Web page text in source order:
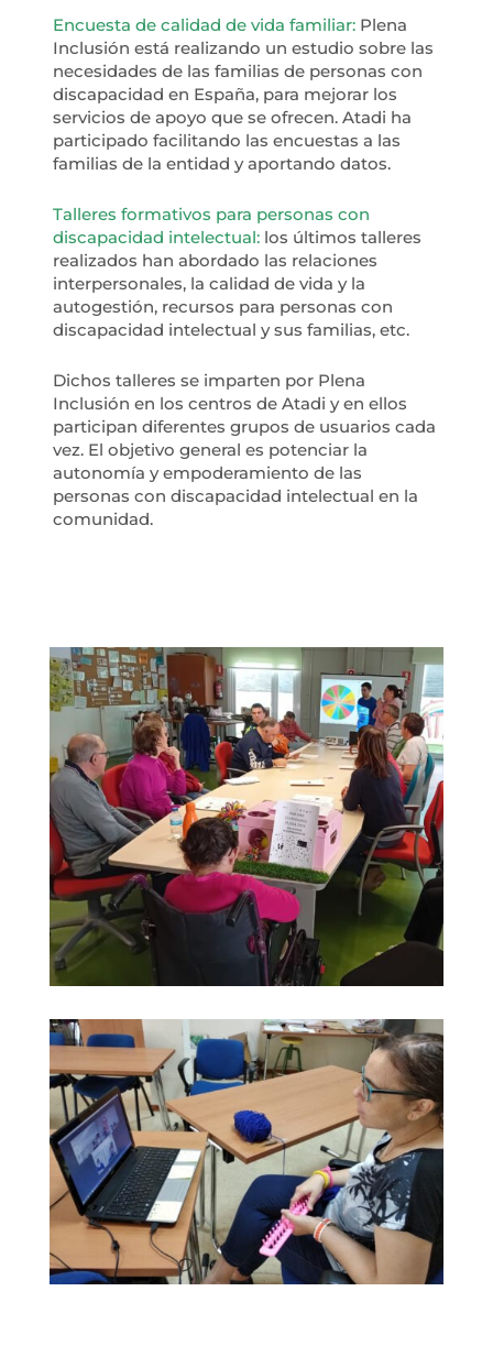
Encuesta de calidad de vida familiar:Plena
Inclusión está realizando un estudio sobre las
necesidades de las familias de personas con
discapacidad en España, para mejorar los
servicios de apoyo que se ofrecen. Atadi ha
participado facilitando las encuestas a las
familias de la entidad y aportando datos.
Talleres formativos para personas con
discapacidad intelectual:los últimos talleres
realizados han abordado las relaciones
interpersonales, la calidad de vida y la
autogestión, recursos para personas con
discapacidad intelectual y sus familias, etc.
Dichos talleres se imparten por Plena
Inclusión en los centros de Atadi y en ellos
participan diferentes grupos de usuarios cada
vez. El objetivo general es potenciar la
autonomía y empoderamiento de las
personas con discapacidad intelectual en la
comunidad.